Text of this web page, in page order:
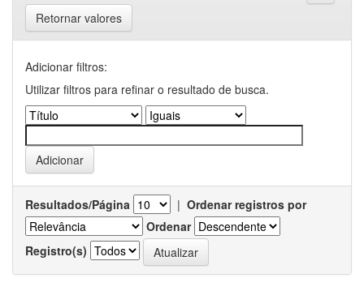
Retornar valores
Adicionar filtros:
Utilizar filtros para refinar o resultado de busca.
Resultados/Página | Ordenar registros por
Ordenar
Registro(s)